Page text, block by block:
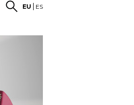
EU ES